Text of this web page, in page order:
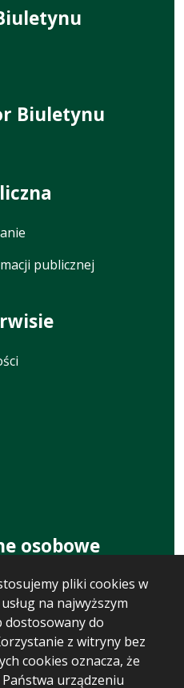
pliki cookies w
na najwyższym
dostosowany do
z witryny bez
cookies oznacza, że
urządzeniu
Biuletynu
publicznej
osobowe